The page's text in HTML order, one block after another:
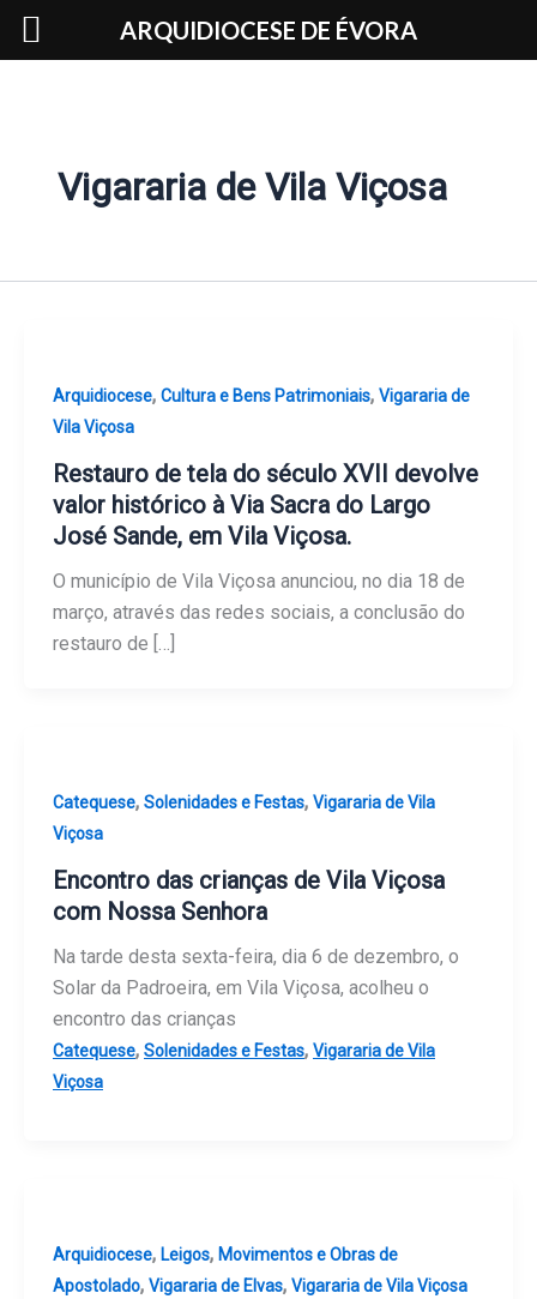
Skip
Vigararia de Vila Viçosa
Arquidiocese, Cultura e Bens Patrimoniais, Vigararia de
Vila Viçosa
Restauro de tela do século XVII devolve
valor histórico à Via Sacra do Largo
José Sande, em Vila Viçosa.
O município de Vila Viçosa anunciou, no dia 18 de
março, através das redes sociais, a conclusão do
restauro de […]
Catequese, Solenidades e Festas, Vigararia de Vila
Viçosa
Encontro das crianças de Vila Viçosa
com Nossa Senhora
Na tarde desta sexta-feira, dia 6 de dezembro, o
Solar da Padroeira, em Vila Viçosa, acolheu o
encontro das crianças
Catequese, Solenidades e Festas, Vigararia de Vila
Viçosa
Arquidiocese, Leigos, Movimentos e Obras de
Apostolado, Vigararia de Elvas, Vigararia de Vila Viçosa
ARQUIDIOCESE DE ÉVORA